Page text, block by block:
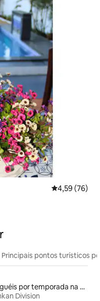
4,59 de uma
4,59 (76)
Principais pontos turísticos
Aluguéis por temporada na orla
Division